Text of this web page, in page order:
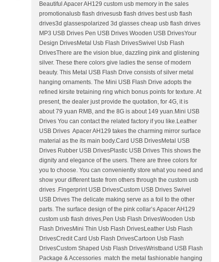
Beautiful Apacer AH129 custom usb memory in the sales
promotionalusb flash drivesusb flash drives best usb flash
drives3d glassespolarized 3d glasses cheap usb flash drives
MP3 USB Drives Pen USB Drives Wooden USB DrivesYour
Design DrivesMetal Usb Flash DrivesSwivel Usb Flash
DrivesThere are the vision blue, dazzling pink and glistening
silver. These there colors give ladies the sense of modern
beauty. This Metal USB Flash Drive consists of silver metal
hanging ornaments. The Mini USB Flash Drive adopts the
refined kirsite tretaining ring which bonus points for texture. At
present, the dealer just provide the quotation, for 4G, it is
about 79 yuan RMB, and the 8G is about 149 yuan.Mini USB
Drives You can contact the related factory if you like.Leather
USB Drives Apacer AH129 takes the charming mirror surface
material as the its main body.Card USB DrivesMetal USB
Drives Rubber USB DrivesPlastic USB Drives This shows the
dignity and elegance of the users. There are three colors for
you to choose. You can conveniently store what you need and
show your different taste from others through the custom usb
drives .Fingerprint USB DrivesCustom USB Drives Swivel
USB Drives The delicate making serve as a foil to the other
parts. The surface design of the pink collar’s Apacer AH129
custom usb flash drives,Pen Usb Flash DrivesWooden Usb
Flash DrivesMini Thin Usb Flash DrivesLeather Usb Flash
DrivesCredit Card Usb Flash DrivesCartoon Usb Flash
DrivesCustom Shaped Usb Flash DrivesWristband USB Flash
Package & Accessories match the metal fashionable hanging